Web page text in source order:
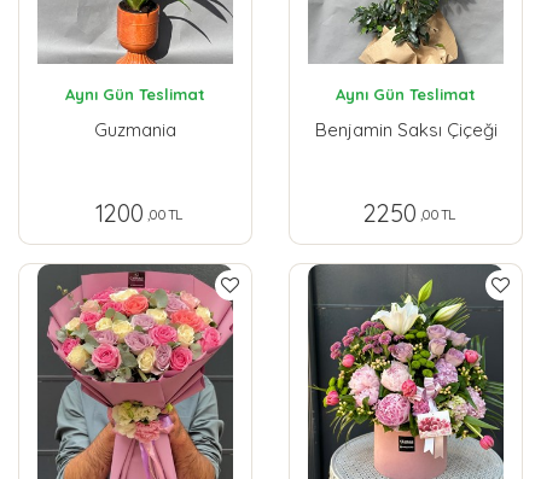
Aynı Gün Teslimat
Guzmania
1200 ,00 TL
Aynı Gün Teslimat
Benjamin Saksı Çiçeği
2250 ,00 TL